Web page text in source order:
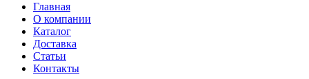
Главная
О компании
Каталог
Доставка
Статьи
Контакты